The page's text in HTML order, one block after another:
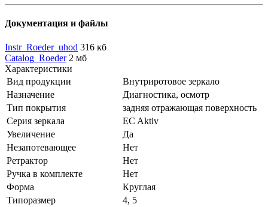
Документация и файлы
Instr_Roeder_uhod 316 кб
Catalog_Roeder 2 мб
Характеристики
Вид продукции
Внутриротовое зеркало
Назначение
Диагностика, осмотр
Тип покрытия
задняя отражающая поверхность
Серия зеркала
EC Aktiv
Увеличение
Да
Незапотевающее
Нет
Ретрактор
Нет
Ручка в комплекте
Нет
Форма
Круглая
Типоразмер
4, 5